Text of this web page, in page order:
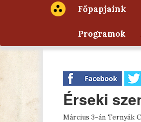
Főpapjaink
Programok
Érseki
Március 3-án Ternyák